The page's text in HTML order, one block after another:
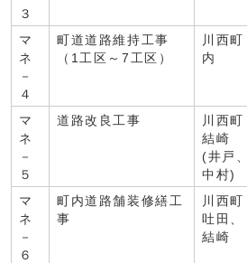
３
マ
ネ
－
４
町道道路維持工事
（1工区～7工区）
川西町
内
マ
ネ
－
５
道路改良工事
川西町
結崎
(井戸、
中村)
マ
ネ
－
６
町内道路舗装修繕工
事
川西町
吐田、
結崎